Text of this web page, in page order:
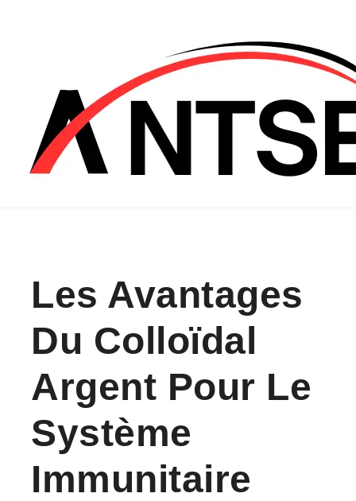
Les Avantages
Du Colloïdal
Argent Pour Le
Système
Immunitaire